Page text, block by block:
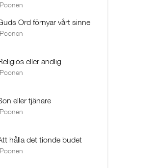
Ord förnyar vårt sinne
eller andlig
eller tjänare
hålla det tionde budet